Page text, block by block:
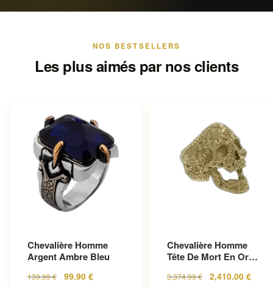
NOS BESTSELLERS
Les plus aimés par nos clients
Chevalière Homme
Argent Ambre Bleu
139.99€ 99.90 €
Chevalière Homme
Tête De Mort En Or
Gothique...
3,374.99€ 2,410.00 €